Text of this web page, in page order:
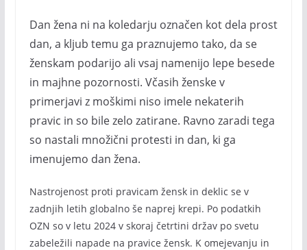
Dan žena ni na koledarju označen kot dela prost
dan, a kljub temu ga praznujemo tako, da se
ženskam podarijo ali vsaj namenijo lepe besede
in majhne pozornosti. Včasih ženske v
primerjavi z moškimi niso imele nekaterih
pravic in so bile zelo zatirane. Ravno zaradi tega
so nastali množični protesti in dan, ki ga
imenujemo dan žena.
Nastrojenost proti pravicam žensk in deklic se v
zadnjih letih globalno še naprej krepi. Po podatkih
OZN so v letu 2024 v skoraj četrtini držav po svetu
zabeležili napade na pravice žensk. K omejevanju in